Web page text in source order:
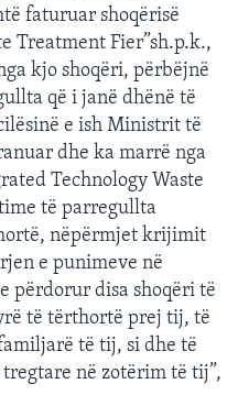
faturuar shoqërisë
Treatment Fier”sh.p.k.,
kjo shoqëri, përbëjnë
që i janë dhënë të
e ish Ministrit të
dhe ka marrë nga
Technology Waste
të parregullta
nëpërmjet krijimit
e punimeve në
përdorur disa shoqëri të
të tërthortë prej tij, të
të tij, si dhe të
në zotërim të tij”,